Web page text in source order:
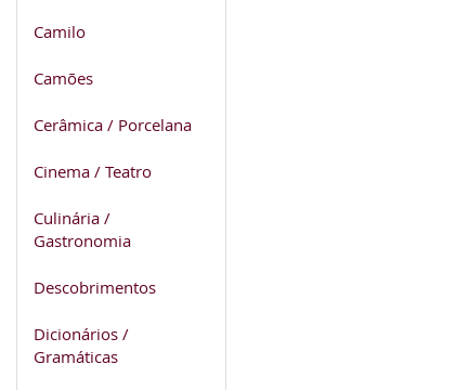
Camilo
Camões
Cerâmica / Porcelana
Cinema / Teatro
Culinária /
Gastronomia
Descobrimentos
Dicionários /
Gramáticas